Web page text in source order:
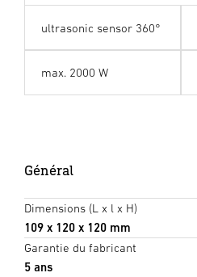
ultrasonic sensor 360°
max. 2000 W
Général
Dimensions (L x l x H)
109 x 120 x 120 mm
Garantie du fabricant
5 ans